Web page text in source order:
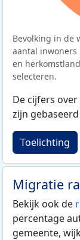
Bevolking in de
aantal inwoners
en
selecteren.
De cijfers
zijn
Toelichting
Migratie
Bekijk ook de
percentage
gemeente,